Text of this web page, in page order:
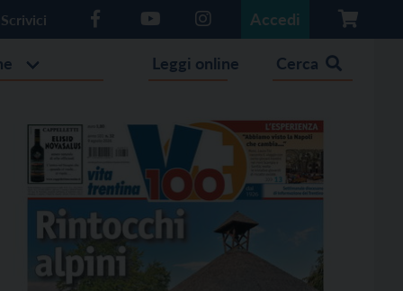
Scrivici Accedi
Leggi online Cerca